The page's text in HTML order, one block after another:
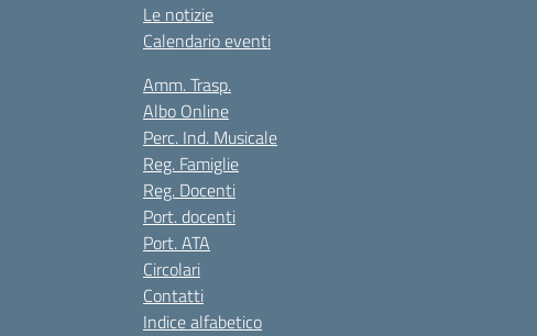
Le notizie
Calendario eventi
Amm. Trasp.
Albo Online
Perc. Ind. Musicale
Reg. Famiglie
Reg. Docenti
Port. docenti
Port. ATA
Circolari
Contatti
Indice alfabetico